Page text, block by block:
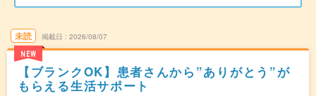
未読
NEW
掲載日 2026/08/07
【ブランクOK】患者さんから”ありがとう”が
もらえる生活サポート